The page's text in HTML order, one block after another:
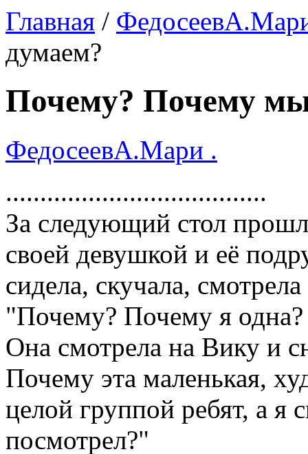
Главная /
думаем?
Почему? Почему
ФедосеевА.Мари .
......................................
За следующий стол
своей девушкой и её
сидела, скучала,
"Почему? Почему я одна?
Она смотрела на Вику и
Почему эта маленькая,
целой группой ребят, а я
посмотрел?"